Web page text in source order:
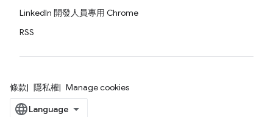
LinkedIn 開發人員專用 Chrome
RSS
條款 隱私權 Manage cookies